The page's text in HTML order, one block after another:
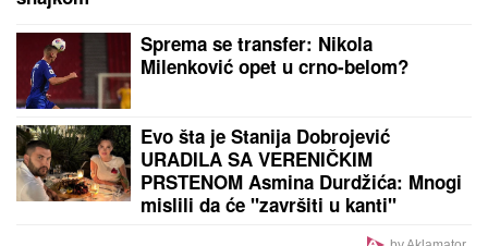
Haos na Velikoj plaži u Ulcinju: Novopazarac
motkom tukao dvojicu Tutinaca
PREPORUKA ZA VAS